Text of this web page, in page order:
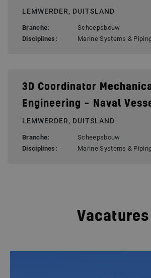
LEMWERDER, DUITSLAND
Branche:
Scheepsbouw
Disciplines:
Marine Systems &
3D Coordinator
Engineering – Naval
LEMWERDER, DUITSLAND
Branche:
Scheepsbouw
Disciplines:
Marine Systems &
Vacatures